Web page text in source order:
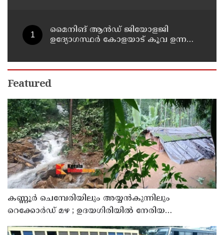
മൈനിങ് ആൻഡ്​ ജിയോളജി
ഉദ്യോഗസ്ഥർ കോളയാട് കൂവ ഉന്നതി
Featured
കണ്ണൂർ ചെമ്പേരിയിലും അയ്യൻകുന്നിലും
റെക്കോർഡ് മഴ ; ഉദയഗിരിയിൽ നേരിയ
ഉരുൾപൊട്ടൽ; 13 പേരെ ക്യാമ്പിലേക്ക് മാറ്റി